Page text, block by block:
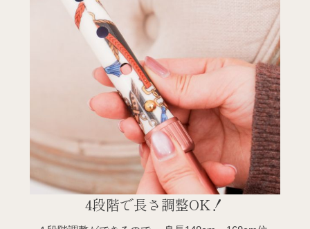
4段階で長さ調整OK！
４段階調整ができるので、 身長148cm～168cm位